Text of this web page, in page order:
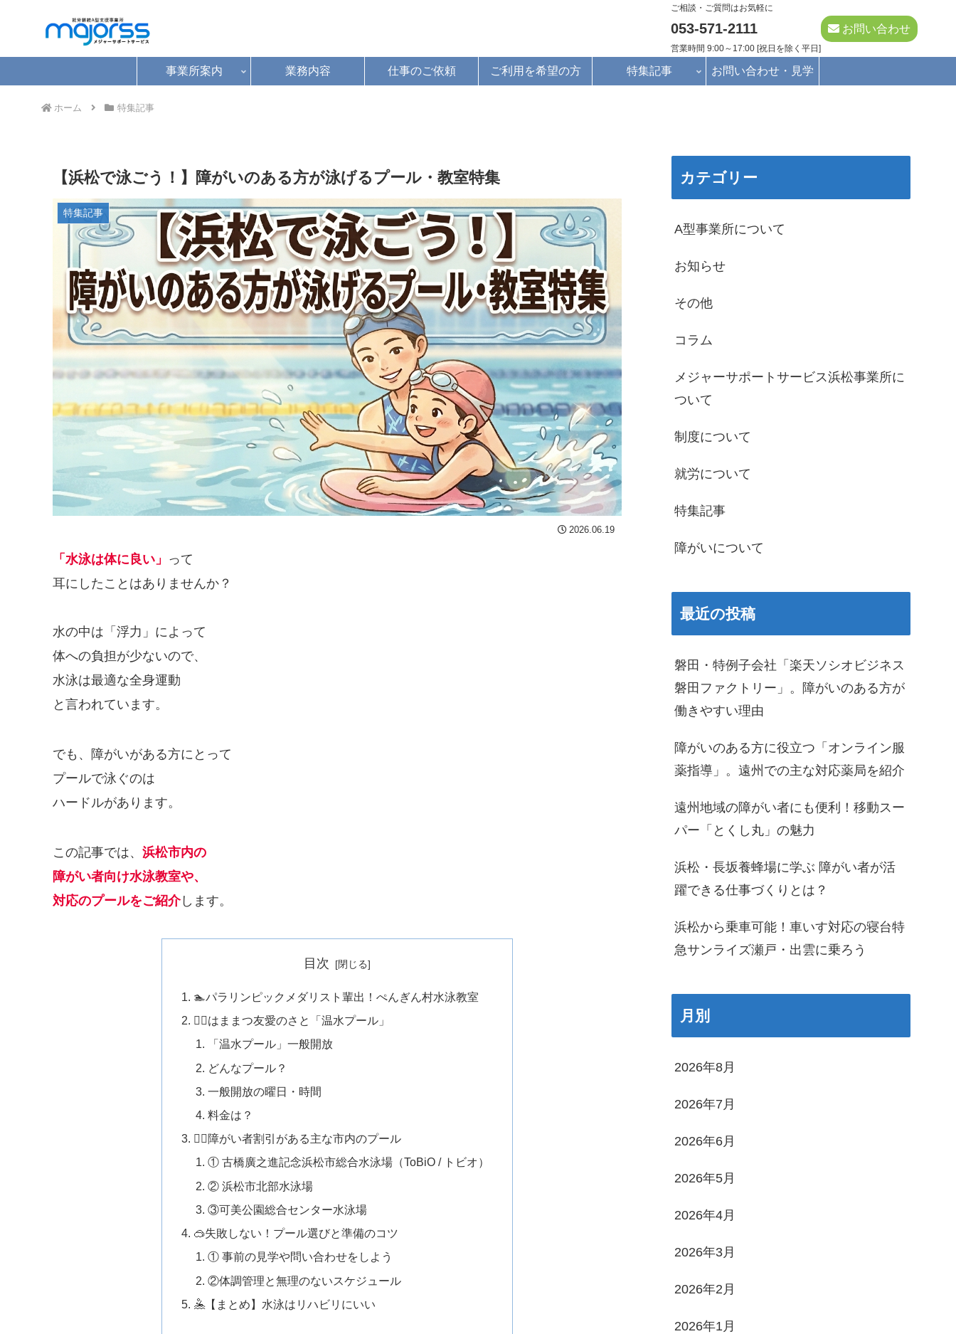
ご相談・ご質問はお気軽に
053-571-2111
営業時間 9:00～17:00 [祝日を除く平日]
お問い合わせ
事業所案内 業務内容 仕事のご依頼 ご利用を希望の方 特集記事 お問い合わせ・見学
ホーム 特集記事
【浜松で泳ごう！】障がいのある方が泳げるプール・教室特集
特集記事
2026.06.19
「水泳は体に良い」 って
耳にしたことはありませんか？
水の中は「浮力」によって
体への負担が少ないので、
水泳は最適な全身運動
と言われています。
でも、障がいがある方にとって
プールで泳ぐのは
ハードルがあります。
この記事では、 浜松市内の
障がい者向け水泳教室や、
対応のプールをご紹介します。
目次
🏊パラリンピックメダリスト輩出！ぺんぎん村水泳教室
🏊‍♂️はままつ友愛のさと「温水プール」
「温水プール」一般開放
どんなプール？
一般開放の曜日・時間
料金は？
🏊‍♀️障がい者割引がある主な市内のプール
① 古橋廣之進記念浜松市総合水泳場（ToBiO / トビオ）
② 浜松市北部水泳場
③可美公園総合センター水泳場
🥽失敗しない！プール選びと準備のコツ
① 事前の見学や問い合わせをしよう
②体調管理と無理のないスケジュール
🤽【まとめ】水泳はリハビリにいい
カテゴリー
A型事業所について
お知らせ
その他
コラム
メジャーサポートサービス浜松事業所に
ついて
制度について
就労について
特集記事
障がいについて
最近の投稿
磐田・特例子会社「楽天ソシオビジネス
磐田ファクトリー」。障がいのある方が
働きやすい理由
障がいのある方に役立つ「オンライン服
薬指導」。遠州での主な対応薬局を紹介
遠州地域の障がい者にも便利！移動スー
パー「とくし丸」の魅力
浜松・長坂養蜂場に学ぶ 障がい者が活
躍できる仕事づくりとは？
浜松から乗車可能！車いす対応の寝台特
急サンライズ瀬戸・出雲に乗ろう
月別
2026年8月
2026年7月
2026年6月
2026年5月
2026年4月
2026年3月
2026年2月
2026年1月